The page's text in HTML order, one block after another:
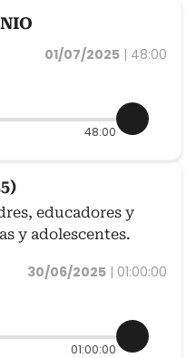
01/07/2025 | 48:00
48:00
educadores y
y adolescentes.
30/06/2025 | 01:00:00
01:00:00